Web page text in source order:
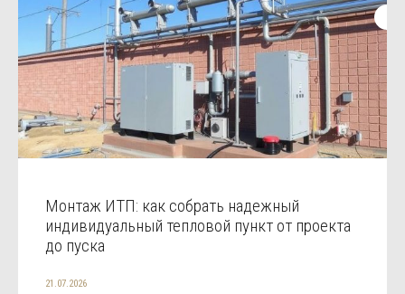
Монтаж ИТП: как собрать надежный
индивидуальный тепловой пункт от проекта
до пуска
21.07.2026